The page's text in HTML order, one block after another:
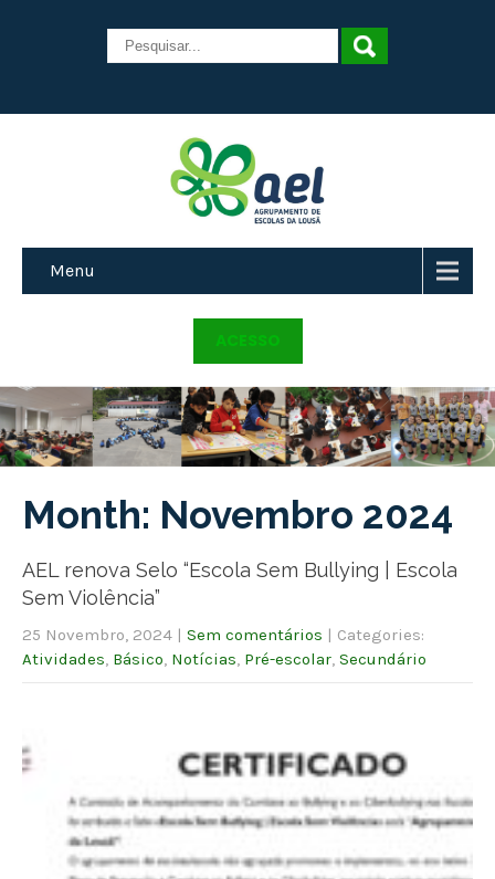
Menu
ACESSO
Month: Novembro 2024
AEL renova Selo “Escola Sem Bullying | Escola
Sem Violência”
25 Novembro, 2024 | Sem comentários | Categories:
Atividades Básico Notícias Pré-escolar Secundário